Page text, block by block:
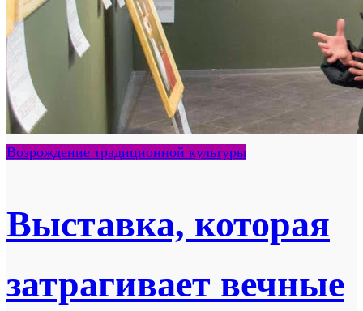
Возрождение традиционной культуры
Выставка, которая
затрагивает вечные